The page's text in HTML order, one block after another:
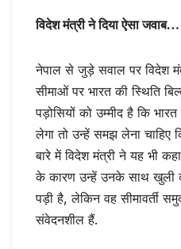
विदेश मंत्री ने दिया ऐसा जवाब…
नेपाल से जुड़े सवाल पर विदेश
सीमाओं पर भारत की स्थिति
पड़ोसियों को उम्मीद है कि
लेगा तो उन्हें समझ लेना चाहिए
बारे में विदेश मंत्री ने यह भी
के कारण उन्हें उनके साथ खुली
पड़ी है, लेकिन वह सीमावर्ती
संवेदनशील हैं.